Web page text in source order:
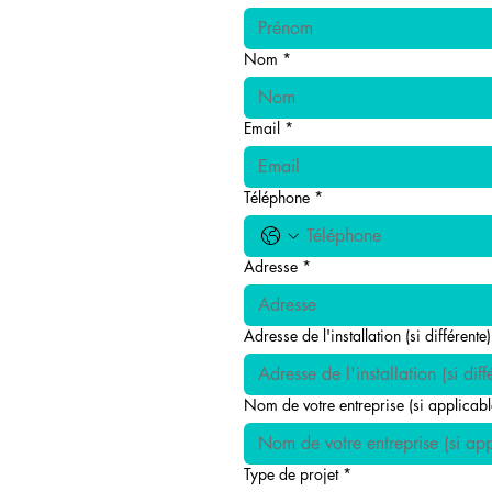
Nom *
Email *
Téléphone *
Adresse *
Adresse de l'installation (si différente)
Nom de votre entreprise (si
Type de projet *